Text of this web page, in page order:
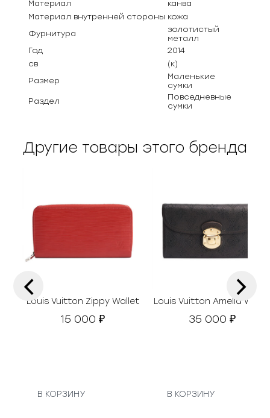
Материал
канва
Материал внутренней стороны кожа
Фурнитура
золотистый
металл
Год
2014
св
(к)
Размер
Маленькие
сумки
Раздел
Повседневные
сумки
Другие товары этого бренда
Louis Vuitton Zippy Wallet
15 000₽
В КОРЗИНУ
Louis Vuitton Amelia
35 000₽
В КОРЗИНУ
‹ ›